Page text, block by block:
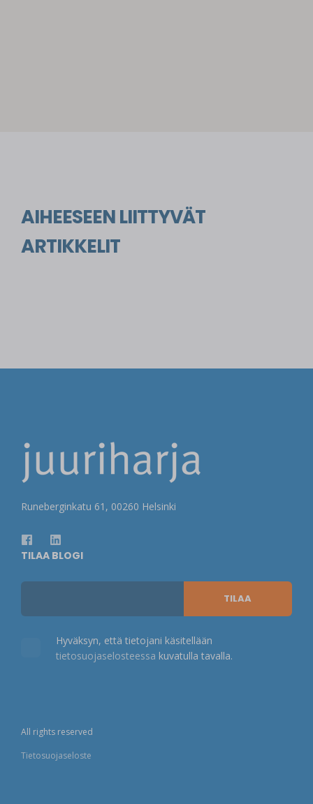
AIHEESEEN LIITTYVÄT
ARTIKKELIT
Runeberginkatu 61, 00260 Helsinki
TILAA BLOGI
Hyväksyn, että tietojani käsitellään
tietosuojaselosteessa kuvatulla tavalla.
All rights reserved
Tietosuojaseloste